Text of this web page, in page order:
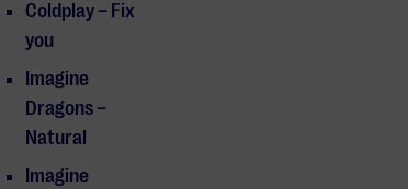
Coldplay – Fix
you
Imagine
Dragons –
Natural
Imagine